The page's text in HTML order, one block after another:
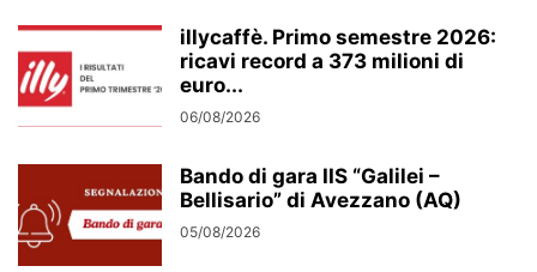
illycaffè. Primo semestre 2026:
ricavi record a 373 milioni di
euro...
06/08/2026
Bando di gara IIS “Galilei –
Bellisario” di Avezzano (AQ)
05/08/2026